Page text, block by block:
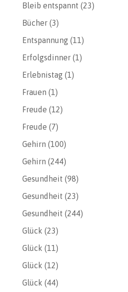
Bleib entspannt (23)
Bücher(3)
Entspannung(11)
Erfolgsdinner(1)
Erlebnistag(1)
Frauen (1)
Freude (12)
Freude (7)
Gehirn (100)
Gehirn (244)
Gesundheit (98)
Gesundheit (23)
Gesundheit (244)
Glück (23)
Glück (11)
Glück (12)
Glück (44)